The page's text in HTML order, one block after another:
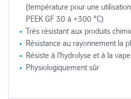
(température pour une
PEEK GF 30 à +300 °C)
Très résistant aux produits
Résistance au rayonnement la
Résiste à l'hydrolyse et à la
Physiologiquement sûr